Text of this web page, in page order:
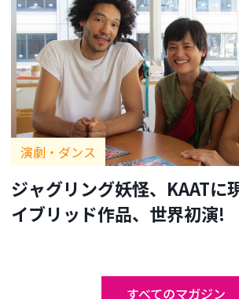
演劇・ダンス
ジャグリング妖怪、KAATに
イブリッド作品、世界初演!
すべてのマガジン